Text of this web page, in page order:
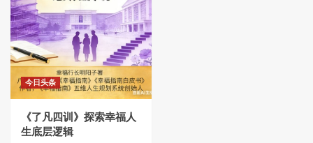
今日头条
《了凡四训》探索幸福人
生底层逻辑